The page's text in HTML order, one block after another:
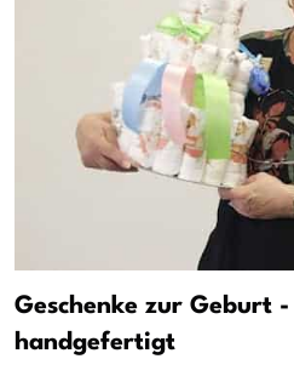
Geschenke zur Geburt
handgefertigt